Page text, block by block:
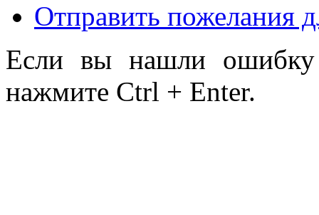
Отправить пожелания
Если вы нашли ошибку
нажмите Ctrl + Enter.